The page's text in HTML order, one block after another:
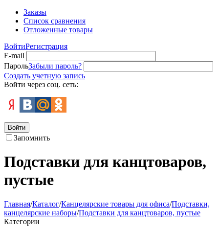
Заказы
Список сравнения
Отложенные товары
ВойтиРегистрация
E-mail
ПарольЗабыли пароль?
Создать учетную запись
Войти через соц. сеть:
Войти
Запомнить
Подставки для канцтоваров,
пустые
Главная/Каталог/Канцелярские товары для офиса/Подставки,
канцелярские наборы/Подставки для канцтоваров, пустые
Категории